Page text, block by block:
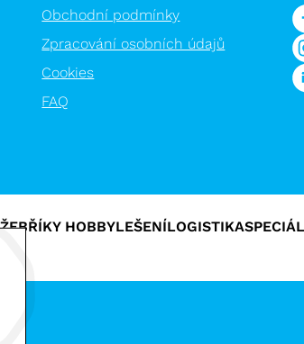
Obchodní podmínky
Zpracování osobních údajů
Cookies
FAQ
ŽEBŘÍKY HOBBYLEŠENÍLOGISTIKA